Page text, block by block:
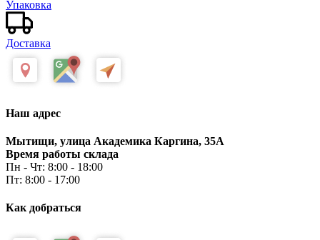
Упаковка
Доставка
Наш адрес
Мытищи, улица Академика Каргина, 35А
Время работы склада
Пн - Чт: 8:00 - 18:00
Пт: 8:00 - 17:00
Как добраться